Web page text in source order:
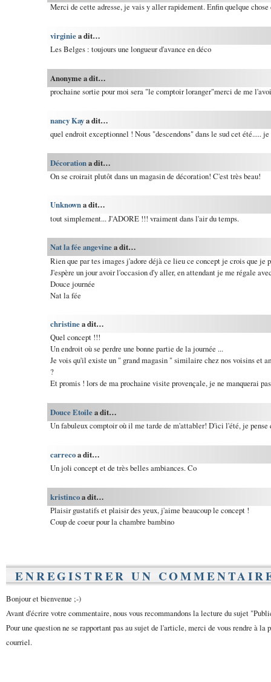
Merci de cette adresse, je vais y aller rapidement. Enfin quelque
virginiea dit…
Les Belges : toujours une longueur d'avance en déco
Anonyme a dit…
prochaine sortie pour moi sera "le comptoir loranger"merci de me
nancy Kaya dit…
quel endroit exceptionnel ! Nous "descendons" dans le sud cet été.....
Décorationa dit…
On se croirait plutôt dans un magasin de décoration! C'est très beau!
Unknowna dit…
tout simplement... J'ADORE !!! vraiment dans l'air du temps.
Nat la fée angevinea dit…
Rien que par tes images j'adore déjà ce lieu ce concept je crois que je
J'espère un jour avoir l'occasion d'y aller, en attendant je me régale
Douce journée
Nat la fée
christinea dit…
Quel concept !!!
Un endroit où se perdre une bonne partie de la journée ...
Je vois qu'il existe un " grand magasin " similaire chez nos voisins et
?
Et promis ! lors de ma prochaine visite provençale, je ne manquerai
Douce Etoilea dit…
Un fabuleux comptoir où il me tarde de m'attabler! D'ici l'été, je pense
carrecoa dit…
Un joli concept et de très belles ambiances. Co
kristincoa dit…
Plaisir gustatifs et plaisir des yeux, j'aime beaucoup le concept !
Coup de coeur pour la chambre bambino
ENREGISTRER UN
Bonjour et bienvenue ;-)
Avant d'écrire votre commentaire, nous vous recommandons la lecture du sujet
Pour une question ne se rapportant pas au sujet de l'article, merci de vous rendre à la
courriel.